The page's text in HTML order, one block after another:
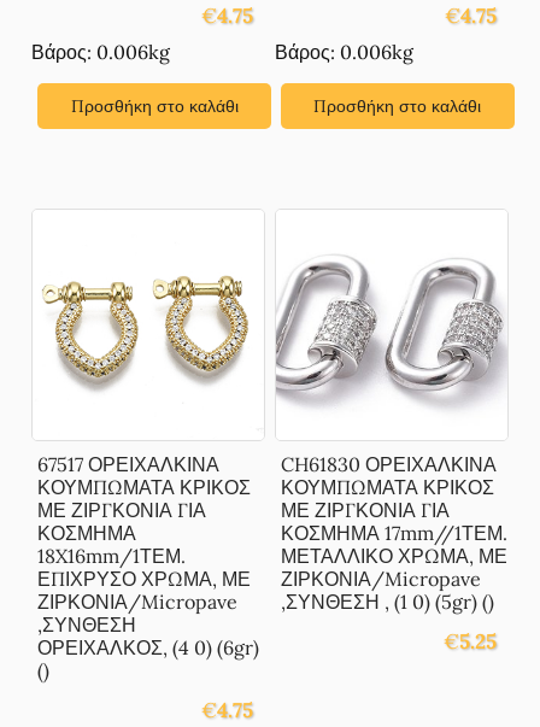
€4.75
Βάρος: 0.006kg
Προσθήκη στο καλάθι
€4.75
Βάρος: 0.006kg
Προσθήκη στο καλάθι
67517 ΟΡΕΙΧΑΛΚΙΝΑ
ΚΟΥΜΠΩΜΑΤΑ ΚΡΙΚΟΣ
ΜΕ ΖΙΡΓΚΟΝΙΑ ΓΙΑ
ΚΟΣΜΗΜΑ
18X16mm/1ΤΕΜ.
ΕΠΙΧΡΥΣΟ ΧΡΩΜΑ, ΜΕ
ΖΙΡΚΟΝΙΑ/Micropave
,ΣΥΝΘΕΣΗ
ΟΡΕΙΧΑΛΚΟΣ, (4 0) (6gr)
()
€4.75
CH61830 ΟΡΕΙΧΑΛΚΙΝΑ
ΚΟΥΜΠΩΜΑΤΑ ΚΡΙΚΟΣ
ΜΕ ΖΙΡΓΚΟΝΙΑ ΓΙΑ
ΚΟΣΜΗΜΑ 17mm//1ΤΕΜ.
ΜΕΤΑΛΛΙΚΟ ΧΡΩΜΑ, ΜΕ
ΖΙΡΚΟΝΙΑ/Micropave
,ΣΥΝΘΕΣΗ , (1 0) (5gr) ()
€5.25